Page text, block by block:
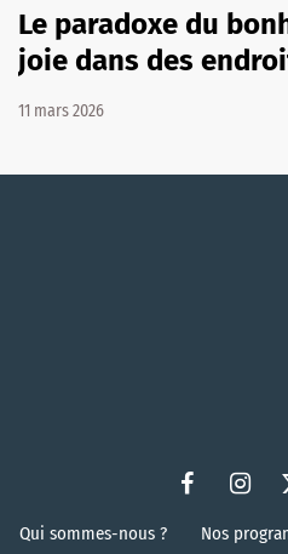
Le paradoxe du
joie dans des
11 mars 2026
Qui sommes-nous ? Nos